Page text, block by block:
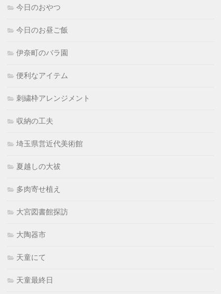
今日のおやつ
今日のお昼ご飯
伊奈町のバラ園
便利なアイテム
刺繍枠アレンジメント
収納の工夫
埼玉県営近代美術館
夏越しの大祓
多肉寄せ植え
大宮図書館探訪
大陶器市
天童にて
天童最終日